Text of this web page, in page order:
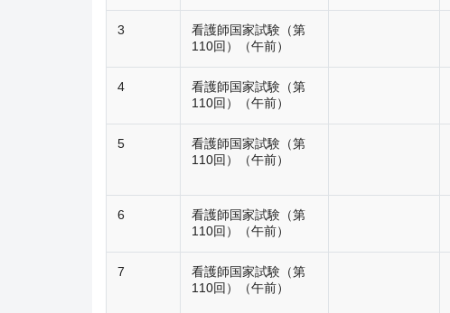
3
看護師国家試験（第
110回）（午前）
4
看護師国家試験（第
110回）（午前）
5
看護師国家試験（第
110回）（午前）
6
看護師国家試験（第
110回）（午前）
7
看護師国家試験（第
110回）（午前）